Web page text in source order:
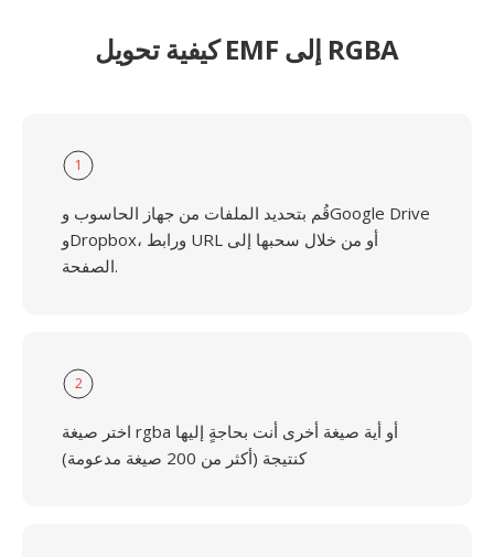
كيفية تحويل EMF إلى RGBA
1
قُم بتحديد الملفات من جهاز الحاسوب وGoogle Drive
وDropbox، ورابط URL أو من خلال سحبها إلى
الصفحة.
2
اختر صيغة rgba أو أية صيغة أخرى أنت بحاجةٍ إليها
كنتيجة (أكثر من 200 صيغة مدعومة)